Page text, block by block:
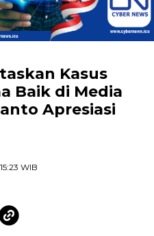
Kasus
Baik di Media
Apresiasi
WIB